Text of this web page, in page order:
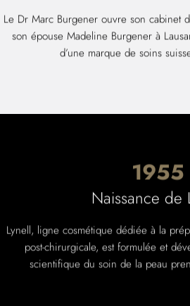
Le Dr Marc Burgener ouvre son cabinet
son épouse Madeline Burgener à
d’une marque de soins
1955
Naissance de
Lynell, ligne cosmétique dédiée à la
post-chirurgicale, est formulée et
scientifique du soin de la peau